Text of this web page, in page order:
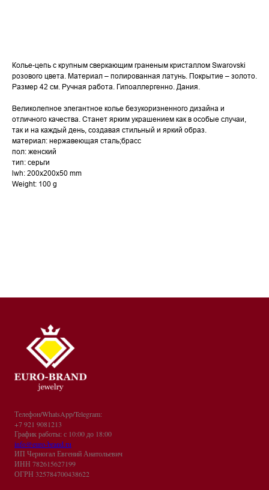
Колье-цепь с крупным сверкающим граненым кристаллом Swarovski
розового цвета. Материал – полированная латунь. Покрытие – золото.
Размер 42 см. Ручная работа. Гипоаллергенно. Дания.
Великолепное элегантное колье безукоризненного дизайна и
отличного качества. Станет ярким украшением как в особые случаи,
так и на каждый день, создавая стильный и яркий образ.
материал: нержавеющая сталь;брасс
пол: женский
тип: серьги
lwh: 200x200x50 mm
Weight: 100 g
Телефон/WhatsApp/Telegram:
+7 921 9081213
График работы: с 10:00 до 18:00
info@euro-brand.ru
ИП Черногал Евгений Анатольевич
ИНН 782615627199
ОГРН 325784700438622